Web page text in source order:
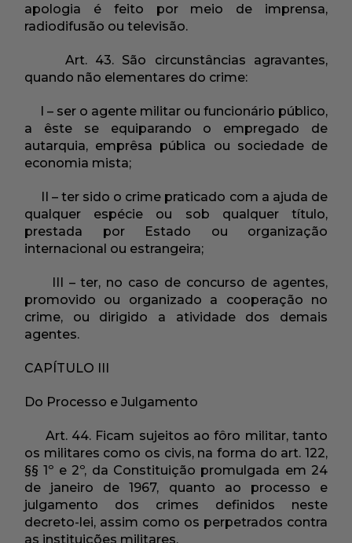
apologia é feito por meio de imprensa,
radiodifusão ou televisão.
Art. 43. São circunstâncias agravantes,
quando não elementares do crime:
I – ser o agente militar ou funcionário público,
a êste se equiparando o empregado de
autarquia, emprêsa pública ou sociedade de
economia mista;
II – ter sido o crime praticado com a ajuda de
qualquer espécie ou sob qualquer título,
prestada por Estado ou organização
internacional ou estrangeira;
III – ter, no caso de concurso de agentes,
promovido ou organizado a cooperação no
crime, ou dirigido a atividade dos demais
agentes.
CAPÍTULO III
Do Processo e Julgamento
Art. 44. Ficam sujeitos ao fôro militar, tanto
os militares como os civis, na forma do art. 122,
§§ 1º e 2º, da Constituição promulgada em 24
de janeiro de 1967, quanto ao processo e
julgamento dos crimes definidos neste
decreto-lei, assim como os perpetrados contra
as instituições militares.